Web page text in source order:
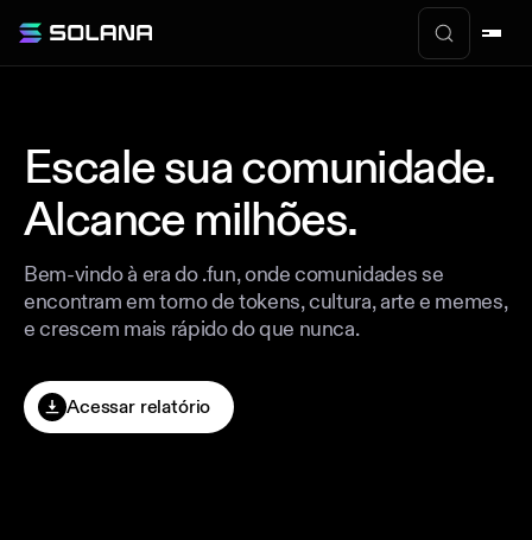
Escale sua comunidade.
Alcance milhões.
Bem-vindo à era do .fun, onde comunidades se
encontram em torno de tokens, cultura, arte e memes,
e crescem mais rápido do que nunca.
Acessar relatório